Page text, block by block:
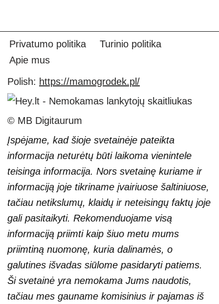
Privatumo politika
Turinio politika
Apie mus
Polish: https://mamogrodek.pl/
© MB Digitaurum
Įspėjame, kad šioje svetainėje pateikta
informacija neturėtų būti laikoma vienintele
teisinga informacija. Nors svetainę kuriame ir
informaciją joje tikriname įvairiuose šaltiniuose,
tačiau netikslumų, klaidų ir neteisingų faktų joje
gali pasitaikyti. Rekomenduojame visą
informaciją priimti kaip šiuo metu mums
priimtiną nuomonę, kuria dalinamės, o
galutines išvadas siūlome pasidaryti patiems.
Ši svetainė yra nemokama Jums naudotis,
tačiau mes gauname komisinius ir pajamas iš